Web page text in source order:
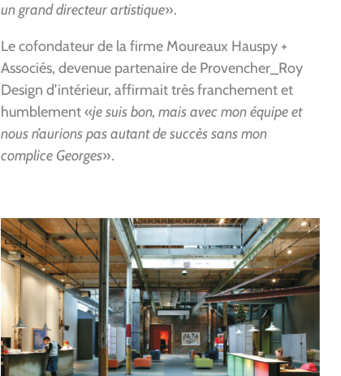
un grand directeur artistique».
Le cofondateur de la firme Moureaux Hauspy +
Associés, devenue partenaire de Provencher_Roy
Design d’intérieur, affirmait très franchement et
humblement «je suis bon, mais avec mon équipe et
nous n’aurions pas autant de succès sans mon
complice Georges».